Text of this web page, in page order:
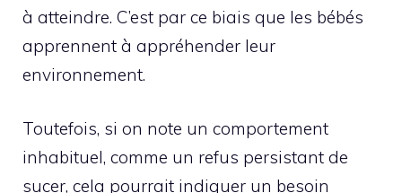
à atteindre. C’est par ce biais que les bébés
apprennent à appréhender leur
environnement.
Toutefois, si on note un comportement
inhabituel, comme un refus persistant de
sucer, cela pourrait indiquer un besoin